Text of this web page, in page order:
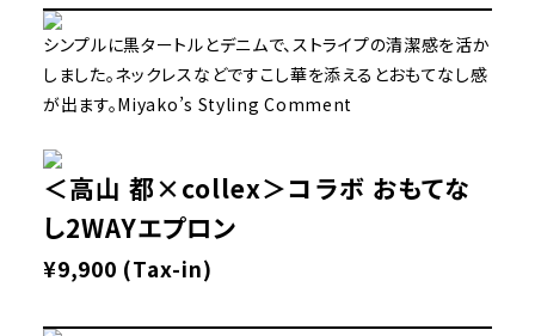
シンプルに黒タートルとデニムで、ストライプの清潔感を活か
しました。ネックレスなどですこし華を添えるとおもてなし感
が出ます。Miyako’s Styling Comment
＜高山 都×collex＞コラボ おもてな
し2WAYエプロン
¥9,900 (Tax-in)